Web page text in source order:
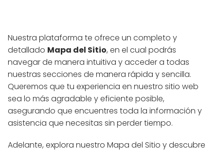
Nuestra plataforma te ofrece un completo y
detallado Mapa del Sitio, en el cual podrás
navegar de manera intuitiva y acceder a todas
nuestras secciones de manera rápida y sencilla.
Queremos que tu experiencia en nuestro sitio web
sea lo más agradable y eficiente posible,
asegurando que encuentres toda la información y
asistencia que necesitas sin perder tiempo.
Adelante, explora nuestro Mapa del Sitio y descubre